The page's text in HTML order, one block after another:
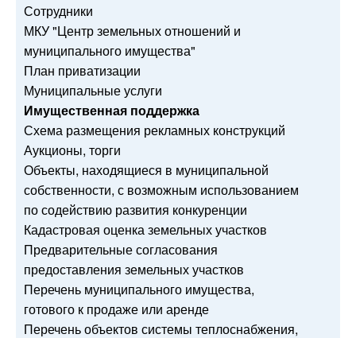
Сотрудники
МКУ "Центр земельных отношений и
муниципального имущества"
План приватизации
Муниципальные услуги
Имущественная поддержка
Схема размещения рекламных конструкций
Аукционы, торги
Объекты, находящиеся в муниципальной
собственности, с возможным использованием
по содействию развития конкуренции
Кадастровая оценка земельных участков
Предварительные согласования
предоставления земельных участков
Перечень муниципального имущества,
готового к продаже или аренде
Перечень объектов системы теплоснабжения,